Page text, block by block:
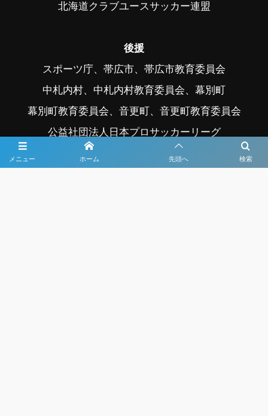
メニュー 検索
ホーム 先頭へ
北海道クラブユースサッカー連盟
後援
スポーツ庁、帯広市、帯広市教育委員会
中札内村、中札内村教育委員会、幕別町
幕別町教育委員会、音更町、音更町教育委員会
公益社団法人日本プロサッカーリーグ